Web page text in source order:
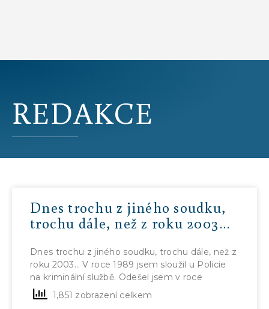
REDAKCE
Dnes trochu z jiného soudku,
trochu dále, než z roku 2003…
Dnes trochu z jiného soudku, trochu dále, než z
roku 2003… V roce 1989 jsem sloužil u Policie
na kriminální službě. Odešel jsem v roce
1,851 zobrazení celkem